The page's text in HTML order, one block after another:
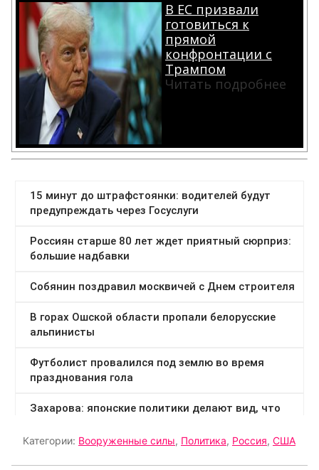
В ЕС призвали
готовиться к
прямой
конфронтации с
Трампом
Читать подробнее
Категории: Вооруженные силы, Политика, Россия, США